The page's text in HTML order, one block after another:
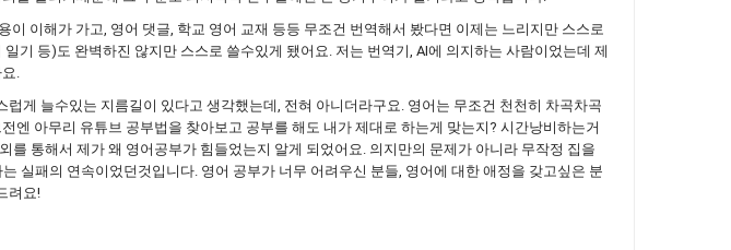
이해가 가고, 영어 댓글, 학교 영어 교재 등등 무조건 번역해서 봤다면 이제는 느리지만 스스로
기 등)도 완벽하진 않지만 스스로 쓸수있게 됐어요. 저는 번역기, AI에 의지하는 사람이었는데 제
.
게 늘수있는 지름길이 있다고 생각했는데, 전혀 아니더라구요. 영어는 무조건 천천히 차곡차곡
엔 아무리 유튜브 공부법을 찾아보고 공부를 해도 내가 제대로 하는게 맞는지? 시간낭비하는거
를 통해서 제가 왜 영어공부가 힘들었는지 알게 되었어요. 의지만의 문제가 아니라 무작정 집을
실패의 연속이었던것입니다. 영어 공부가 너무 어려우신 분들, 영어에 대한 애정을 갖고싶은 분
려요!